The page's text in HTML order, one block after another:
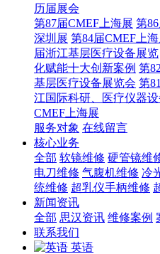
历届展会
第87届CMEF上海展 第
深圳展 第84届CMEF上
届浙江基层医疗设备展览
化赋能十大创新案例 第
基层医疗设备展览会 第
江国际科研、医疗仪器
CMEF上海展
服务对象 在线留言
核心业务
全部 软镜维修 硬管镜维
电刀维修 气腹机维修 冷
统维修 超乳仪手柄维修
新闻资讯
全部 思汉资讯 维修案例
联系我们
英语